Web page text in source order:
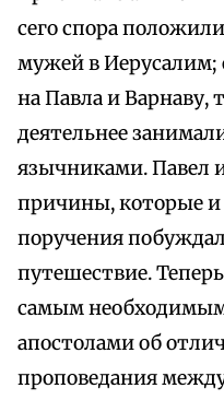
сего спора
мужей в Иерусалим;
на Павла и Варнаву,
деятельнее
язычниками. Павел
причины, которые и
поручения
путешествие.
самым
апостолами об
проповедания